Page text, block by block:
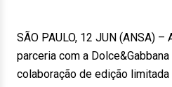
SÃO PAULO, 12 JUN (ANSA) –
parceria com a
colaboração de edição